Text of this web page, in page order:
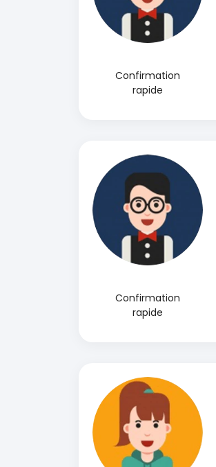
Confirmation
rapide
Confirmation
rapide